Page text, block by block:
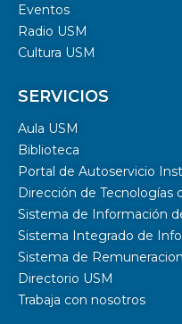
Eventos
Radio USM
Cultura USM
SERVICIOS
Aula USM
Biblioteca
Portal de Autoservicio
Dirección de Tecnologías
Sistema de Información
Sistema Integrado de
Sistema de
Directorio USM
Trabaja con nosotros